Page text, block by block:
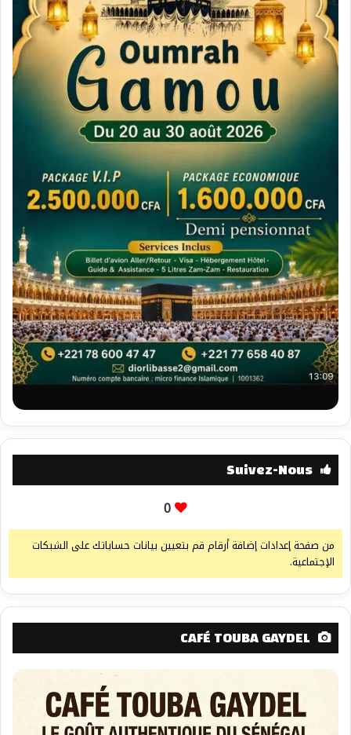
Suivez-Nous
0
من صفحة إعدادات إضافة أرقام قم بتعيين بيانات حساباتك على الشبكات
الإجتماعية.
CAFÉ TOUBA GAYDEL